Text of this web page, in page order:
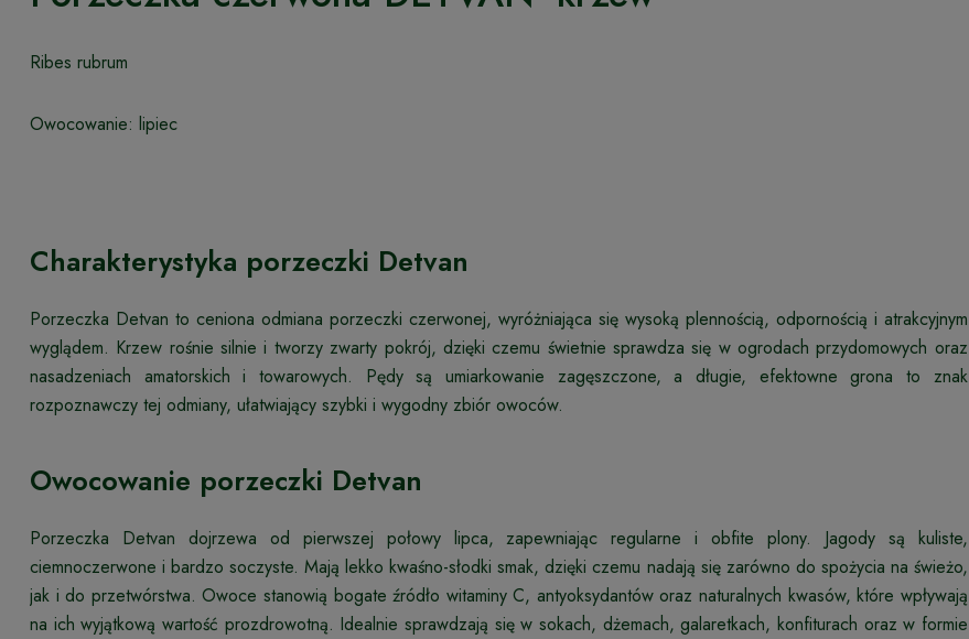
Ribes rubrum
Owocowanie: lipiec
Charakterystyka porzeczki Detvan
Porzeczka Detvan to ceniona odmiana porzeczki czerwonej, wyróżniająca się wysoką plennością, odpornością i atrakcyjnym
wyglądem. Krzew rośnie silnie i tworzy zwarty pokrój, dzięki czemu świetnie sprawdza się w ogrodach przydomowych oraz
nasadzeniach amatorskich i towarowych. Pędy są umiarkowanie zagęszczone, a długie, efektowne grona to znak
rozpoznawczy tej odmiany, ułatwiający szybki i wygodny zbiór owoców.
Owocowanie porzeczki Detvan
Porzeczka Detvan dojrzewa od pierwszej połowy lipca, zapewniając regularne i obfite plony. Jagody są kuliste,
ciemnoczerwone i bardzo soczyste. Mają lekko kwaśno-słodki smak, dzięki czemu nadają się zarówno do spożycia na świeżo,
jak i do przetwórstwa. Owoce stanowią bogate źródło witaminy C, antyoksydantów oraz naturalnych kwasów, które wpływają
na ich wyjątkową wartość prozdrowotną. Idealnie sprawdzają się w sokach, dżemach, galaretkach, konfiturach oraz w formie